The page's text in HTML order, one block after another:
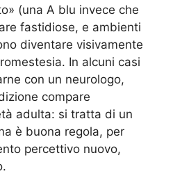
(una A blu invece che
fastidiose, e ambienti
diventare visivamente
In alcuni casi
con un neurologo,
compare
adulta: si tratta di un
è buona regola, per
percettivo nuovo,